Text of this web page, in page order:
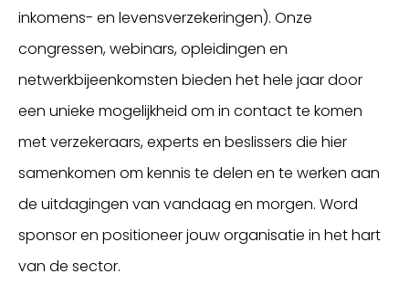
Inloggen
inkomens- en levensverzekeringen). Onze
congressen, webinars, opleidingen en
netwerkbijeenkomsten bieden het hele jaar door
een unieke mogelijkheid om in contact te komen
met verzekeraars, experts en beslissers die hier
samenkomen om kennis te delen en te werken aan
de uitdagingen van vandaag en morgen. Word
sponsor en positioneer jouw organisatie in het hart
van de sector.